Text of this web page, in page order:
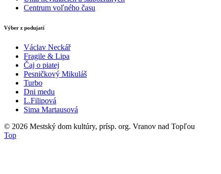
Centrum voľného času
Výber z podujatí
Václav Neckář
Fragile & Lipa
Čaj o piatej
Pesničkový Mikuláš
Turbo
Dni medu
L.Filipová
Sima Martausová
© 2026 Mestský dom kultúry, prísp. org. Vranov nad Topľou
Top